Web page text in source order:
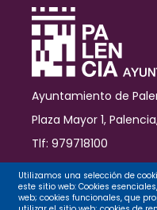
Ayuntamiento de
Plaza Mayor 1,
Tlf: 979718100
Contacto
Utilizamos una selección de
este sitio web: Cookies
web; cookies funcionales, que